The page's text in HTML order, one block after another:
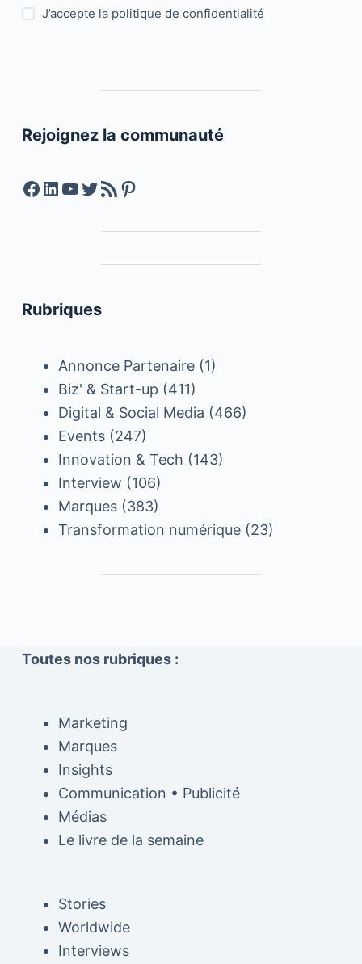
J’accepte la politique de confidentialité
Rejoignez la communauté
Facebook
LinkedIn
YouTube
Twitter
Feed RSSPinterest
Rubriques
Annonce Partenaire(1)
Biz' & Start-up (411)
Digital & Social Media (466)
Events(247)
Innovation & Tech (143)
Interview (106)
Marques(383)
Transformation numérique(23)
Toutes nos rubriques :
Marketing
Marques
Insights
Communication • Publicité
Médias
Le livre de la semaine
Stories
Worldwide
Interviews